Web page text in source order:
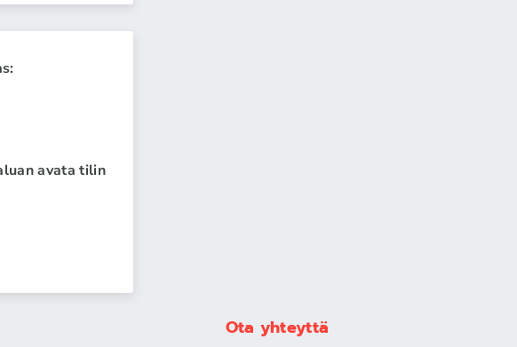
avata tilin
Ota yhteyttä